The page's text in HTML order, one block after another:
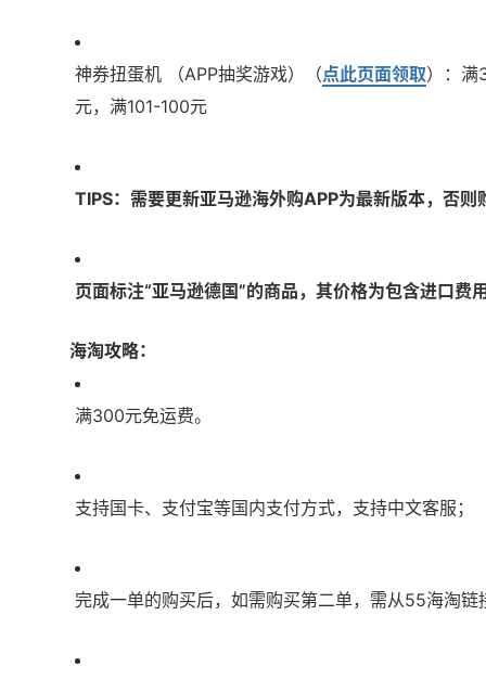
神券扭蛋机 （APP抽奖游戏）（点此页面领取）：
元，满101-100元
TIPS：需要更新亚马逊海外购APP为最新版本，否
页面标注“亚马逊德国”的商品，其价格为包含进口费
海淘攻略：
满300元免运费。
支持国卡、支付宝等国内支付方式，支持中文客服；
完成一单的购买后，如需购买第二单，需从55海淘链